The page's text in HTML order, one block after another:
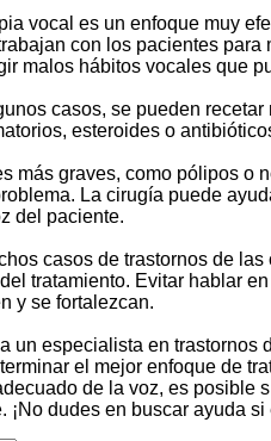
vocal es un enfoque muy
con los pacientes
malos hábitos vocales que
casos, se pueden
esteroides o
más graves, como pólipos o
La cirugía puede
del paciente.
casos de trastornos de
tratamiento. Evitar hablar
y se fortalezcan.
un especialista en
el mejor enfoque de
de la voz, es posible
¡No dudes en buscar ayuda